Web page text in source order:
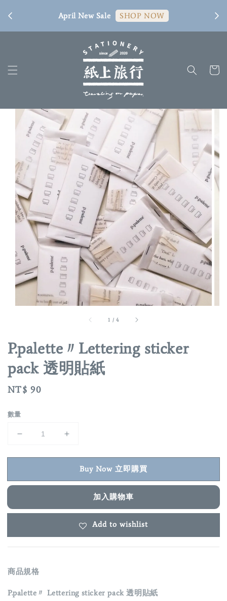
April New Sale SHOP NOW
1 /4
P.palette〃Lettering sticker
pack 透明貼紙
Regular
NT$ 90
數量
Buy Now 立即購買
加入購物車
Add to wishlist
商品規格
P.palette〃 Lettering sticker pack 透明貼紙